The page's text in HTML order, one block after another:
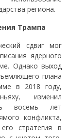
региона.
Трампа
сдвиг мог
ядерного
Однако выход
плана
в 2018 году,
изменил
восемь лет
конфликта,
стратегия в